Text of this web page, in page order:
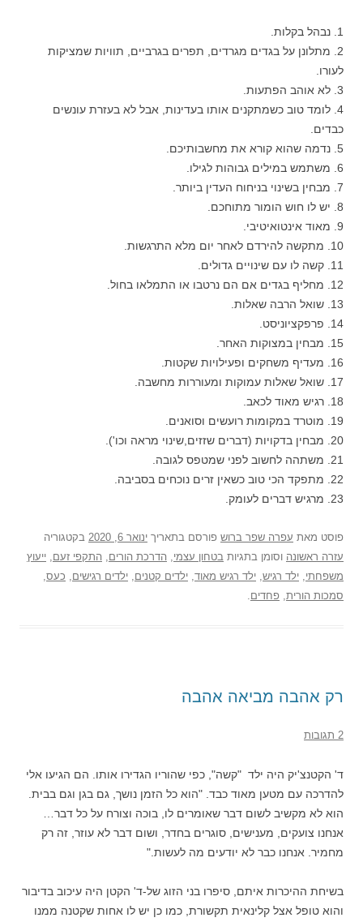
1. נבהל בקלות.
2. מתלונן על בגדים מגרדים, תפרים בגרביים, תוויות שמציקות
לעורו.
3. לא אוהב הפתעות.
4. לומד טוב כשמתקנים אותו בעדינות, אבל לא בעזרת עונשים
כבדים.
5. נדמה שהוא קורא את מחשבותיכם.
6. משתמש במילים גבוהות לגילו.
7. מבחין בשינוי בניחוח העדין ביותר.
8. יש לו חוש הומור מתוחכם.
9. מאוד אינטואיטיבי.
10. מתקשה להירדם לאחר יום מלא התרגשות.
11. קשה לו עם שינויים גדולים.
12. מחליף בגדים אם הם נרטבו או התמלאו בחול.
13. שואל הרבה שאלות.
14. פרפקציוניסט.
15. מבחין במצוקות האחר.
16. מעדיף משחקים ופעילויות שקטות.
17. שואל שאלות עמוקות ומעוררות מחשבה.
18. רגיש מאוד לכאב.
19. מוטרד במקומות רועשים וסואנים.
20. מבחין בדקויות (דברים שזזים,שינוי מראה וכו').
21. משתהה לחשוב לפני שמטפס לגובה.
22. מתפקד הכי טוב כשאין זרים נוכחים בסביבה.
23. מרגיש דברים לעומק.
פוסט מאת עפרה שפר ברוש פורסם בתאריך ינואר 6, 2020
בקטגוריה
עזרה ראשונה וסומן בתגיות בטחון עצמי הדרכת הורים התקפי זעם ייעוץ
משפחתי ילד רגיש ילד רגיש מאוד ילדים קטנים ילדים רגישים כעס
סמכות הורית פחדים
רק אהבה מביאה אהבה
2 תגובות
ד' הקטנצ'יק היה ילד "קשה", כפי שהוריו הגדירו אותו. הם הגיעו אלי
להדרכה עם מטען מאוד כבד. "הוא כל הזמן נושך, גם בגן וגם בבית.
הוא לא מקשיב לשום דבר שאומרים לו, בוכה וצורח על כל דבר…
אנחנו צועקים, מענישים, סוגרים בחדר, ושום דבר לא עוזר, זה רק
מחמיר. אנחנו כבר לא יודעים מה לעשות."
בשיחת ההיכרות איתם, סיפרו בני הזוג של-ד' הקטן היה עיכוב בדיבור
והוא טופל אצל קלינאית תקשורת, כמו כן יש לו אחות שקטנה ממנו